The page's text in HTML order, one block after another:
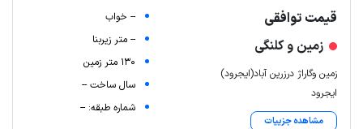
قیمت توافقی
زمین و کلنگی
زمین وگاراژ درزرین آباد(ایجرود)
ایجرود
مشاهده جزییات
-- خواب
-- متر زیربنا
130 متر زمین
سال ساخت --
شماره طبقه: --